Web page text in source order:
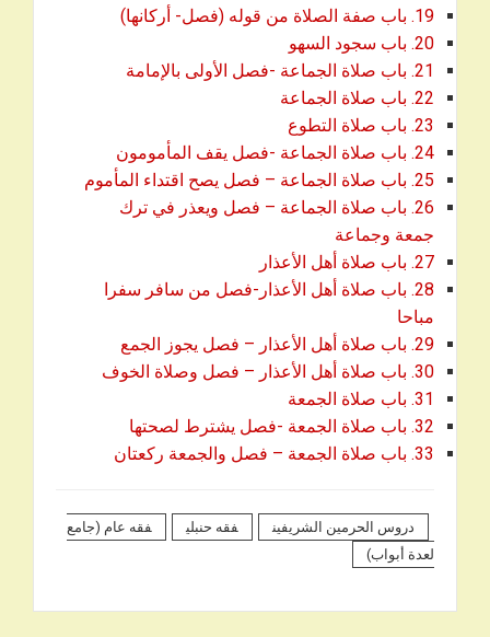
19. باب صفة الصلاة من قوله (فصل- أركانها)
20. باب سجود السهو
21. باب صلاة الجماعة -فصل الأولى بالإمامة
22. باب صلاة الجماعة
23. باب صلاة التطوع
24. باب صلاة الجماعة -فصل يقف المأمومون
25. باب صلاة الجماعة – فصل يصح اقتداء المأموم
26. باب صلاة الجماعة – فصل ويعذر في ترك
جمعة وجماعة
27. باب صلاة أهل الأعذار
28. باب صلاة أهل الأعذار-فصل من سافر سفرا
مباحا
29. باب صلاة أهل الأعذار – فصل يجوز الجمع
30. باب صلاة أهل الأعذار – فصل وصلاة الخوف
31. باب صلاة الجمعة
32. باب صلاة الجمعة -فصل يشترط لصحتها
33. باب صلاة الجمعة – فصل والجمعة ركعتان
دروس الحرمين الشريفين فقه حنبلي
فقه عام (جامع
لعدة أبواب)